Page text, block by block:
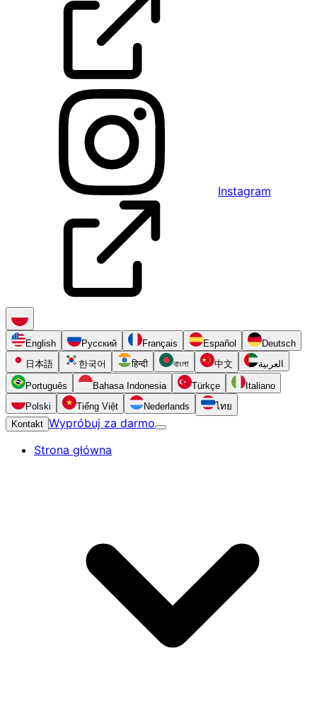
Instagram
English Русский Français Español
Deutsch
日本語
한국어 हिन्दी বাংলা 中文 العربية
Português Bahasa Indonesia Türkçe
Italiano
Polski
Tiếng Việt Nederlands
ไทย
Kontakt Wypróbuj za darmo
Strona główna